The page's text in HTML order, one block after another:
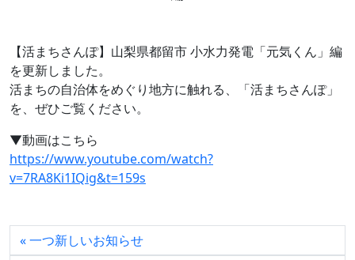
【活まちさんぽ】山梨県都留市 小水力発電「元気くん」編
を更新しました。
活まちの自治体をめぐり地方に触れる、「活まちさんぽ」
を、ぜひご覧ください。
▼動画はこちら
https://www.youtube.com/watch?
v=7RA8Ki1IQig&t=159s
一つ新しいお知らせ